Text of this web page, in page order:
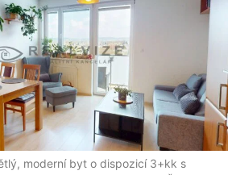
moderní byt o dispozicí 3+kk s